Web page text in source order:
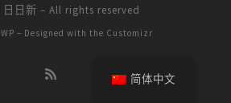
日日新 – All rights reserved
WP – Designed with the Customizr
简体中文